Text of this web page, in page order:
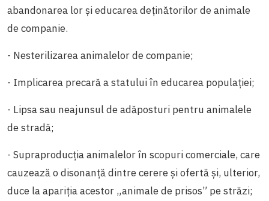
abandonarea lor și educarea deținătorilor de animale
de companie.
- Nesterilizarea animalelor de companie;
- Implicarea precară a statului în educarea populației;
- Lipsa sau neajunsul de adăposturi pentru animalele
de stradă;
- Supraproducția animalelor în scopuri comerciale, care
cauzează o disonanță dintre cerere și ofertă și, ulterior,
duce la apariția acestor „animale de prisos” pe străzi;